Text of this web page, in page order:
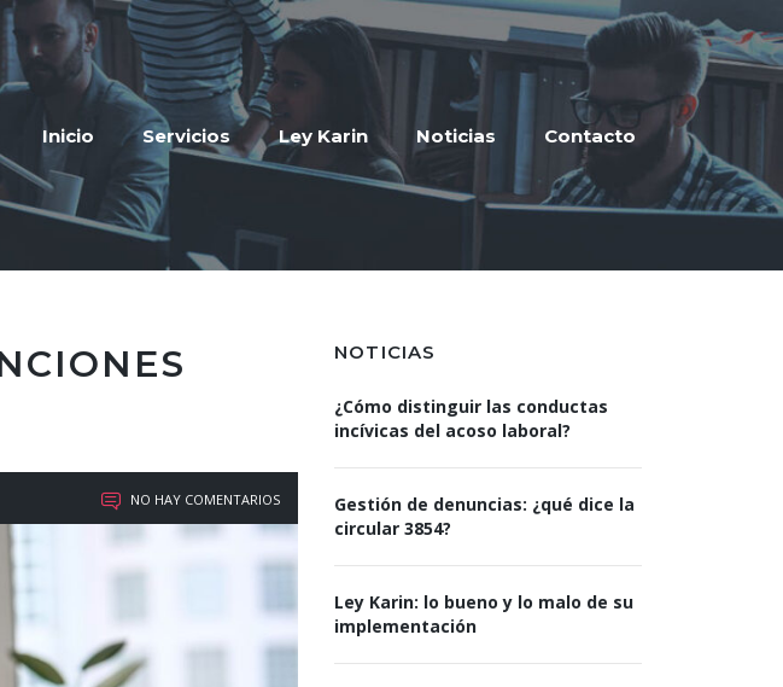
Inicio Servicios Ley Karin Noticias Contacto
NO HAY COMENTARIOS
NOTICIAS
¿Cómo distinguir las conductas
incívicas del acoso laboral?
Gestión de denuncias: ¿qué dice la
circular 3854?
Ley Karin: lo bueno y lo malo de su
implementación